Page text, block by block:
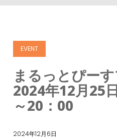
EVENT
まるっとぴー
2024年12月25
～20：00
2024年12月6日